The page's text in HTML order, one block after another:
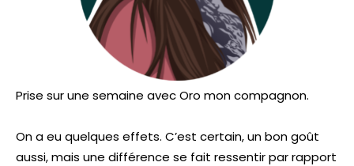
Prise sur une semaine avec Oro mon compagnon.
On a eu quelques effets. C’est certain, un bon goût
aussi, mais une différence se fait ressentir par rapport